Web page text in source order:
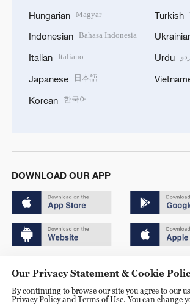
Hungarian Magyar
Indonesian Bahasa Indonesia
Italian Italiano
Japanese 日本語
Korean 한국어
Turkish
Urdu
DOWNLOAD OUR APP
京ICP备20000184号
Our Privacy Statement & Cookie
By continuing to browse our site you agree to our
Privacy Policy and Terms of Use. You can change